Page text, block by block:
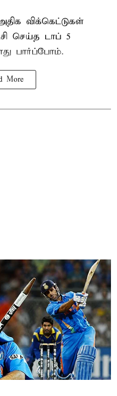
விக்கெட்டுகள்
செய்த டாப் 5
பார்ப்போம்.
More